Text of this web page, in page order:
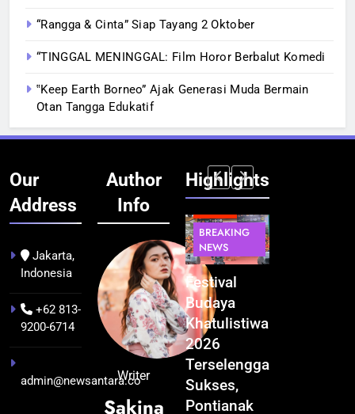
“Rangga & Cinta” Siap Tayang 2 Oktober
“TINGGAL MENINGGAL: Film Horor Berbalut Komedi
‟Keep Earth Borneo” Ajak Generasi Muda Bermain
Otan Tangga Edukatif
Our
Address
Jakarta,
Indonesia
+62 813-
9200-6714
admin@newsantara.co
Author
Info
Writer
Sakina
Highlights
BERITA
NEWS
Kualitas
Pramuwisata
Dukung
Peningkatan
Pariwisata
TEKNOLOGI
Indonesia
Resmi
Bangun AI
Factory
se-Asia
Tenggara,
BREAKING
NEWS
Festival
Budaya
Khatulistiwa
2026
Terselenggara
Sukses,
Pontianak